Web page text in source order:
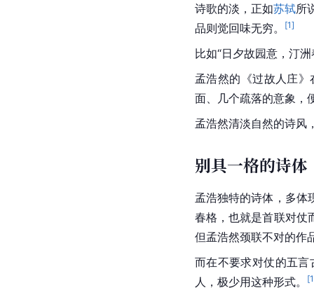
诗歌的淡，正如苏轼所
品则觉回味无穷。
[1]
比如“日夕故园意， 汀洲
孟浩然的《过故人庄》
面、几个疏落的意象
孟浩然清淡自然的诗风
别具一格的诗体
孟浩独特的诗体，多体
春格，也就是首联对仗
但孟浩然颈联不对的作
而在不要求对仗的五
人，极少用这种形式。
[1